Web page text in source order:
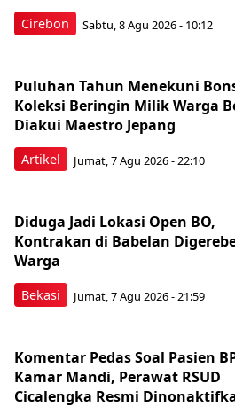
Cirebon Sabtu, 8 Agu 2026 - 10:12
Artikel
Puluhan Tahun Menekuni
Koleksi Beringin Milik Warga
Diakui Maestro Jepang
Jumat, 7 Agu 2026 - 22:10
Bekasi
Diduga Jadi Lokasi Open BO,
Kontrakan di Babelan
Warga
Jumat, 7 Agu 2026 - 21:59
Komentar Pedas Soal Pasien
Kamar Mandi, Perawat RSUD
Cicalengka Resmi